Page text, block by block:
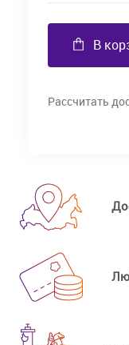
В
Рассчитать